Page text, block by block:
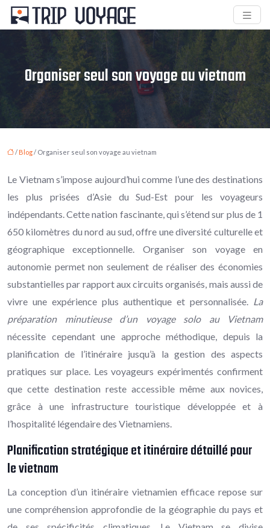
Organiser seul son voyage au vietnam
/ Blog/ Organiser seul son voyage au vietnam
Le Vietnam s’impose aujourd’hui comme l’une des destinations
les plus prisées d’Asie du Sud-Est pour les voyageurs
indépendants. Cette nation fascinante, qui s’étend sur plus de 1
650 kilomètres du nord au sud, offre une diversité culturelle et
géographique exceptionnelle. Organiser son voyage en
autonomie permet non seulement de réaliser des économies
substantielles par rapport aux circuits organisés, mais aussi de
vivre une expérience plus authentique et personnalisée. La
préparation minutieuse d’un voyage solo au Vietnam
nécessite cependant une approche méthodique, depuis la
planification de l’itinéraire jusqu’à la gestion des aspects
pratiques sur place. Les voyageurs expérimentés confirment
que cette destination reste accessible même aux novices,
grâce à une infrastructure touristique développée et à
l’hospitalité légendaire des Vietnamiens.
Planification stratégique et itinéraire détaillé pour
le vietnam
La conception d’un itinéraire vietnamien efficace repose sur
une compréhension approfondie de la géographie du pays et